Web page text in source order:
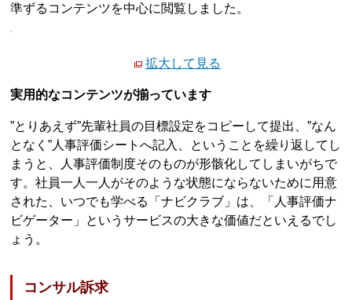
準ずるコンテンツを中心に閲覧しました。
拡大して見る
実用的なコンテンツが揃っています
”とりあえず”先輩社員の目標設定をコピーして提出、”なん
となく”人事評価シートへ記入、ということを繰り返してし
まうと、人事評価制度そのものが形骸化してしまいがちで
す。社員一人一人がそのような状態にならないために用意
された、いつでも学べる「ナビクラブ」は、「人事評価ナ
ビゲーター」というサービスの大きな価値だといえるでし
ょう。
コンサル訴求